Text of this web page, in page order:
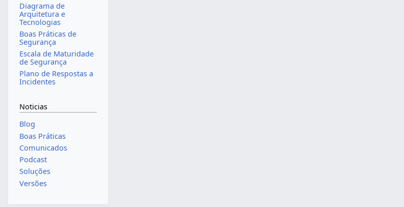
Diagrama de
Arquitetura e
Tecnologias
Boas Práticas de
Segurança
Escala de Maturidade
de Segurança
Plano de Respostas a
Incidentes
Noticias
Blog
Boas Práticas
Comunicados
Podcast
Soluções
Versões